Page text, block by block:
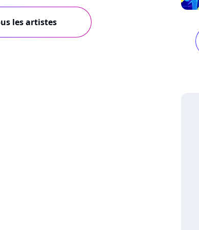
les artistes